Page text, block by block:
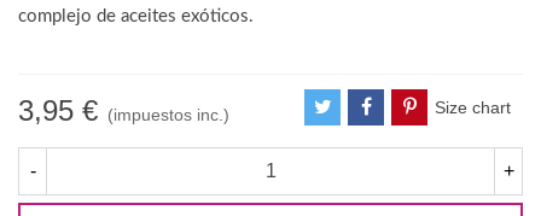
complejo de aceites exóticos.
3,95 € (impuestos inc.) Size chart
- +